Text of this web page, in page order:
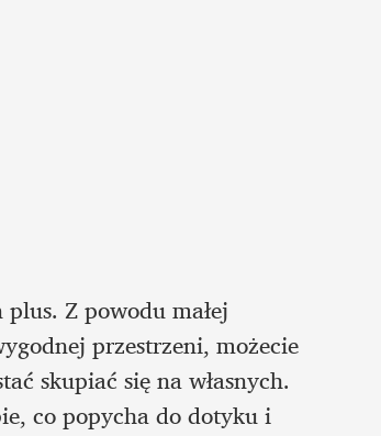
Z powodu małej
przestrzeni, możecie
skupiać się na własnych.
co popycha do dotyku i